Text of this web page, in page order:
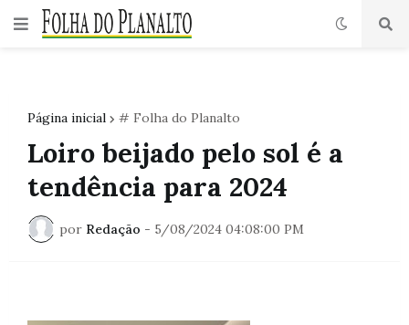
Página inicial # Folha do Planalto
Loiro beijado pelo sol é a
tendência para 2024
por Redação - 5/08/2024 04:08:00 PM